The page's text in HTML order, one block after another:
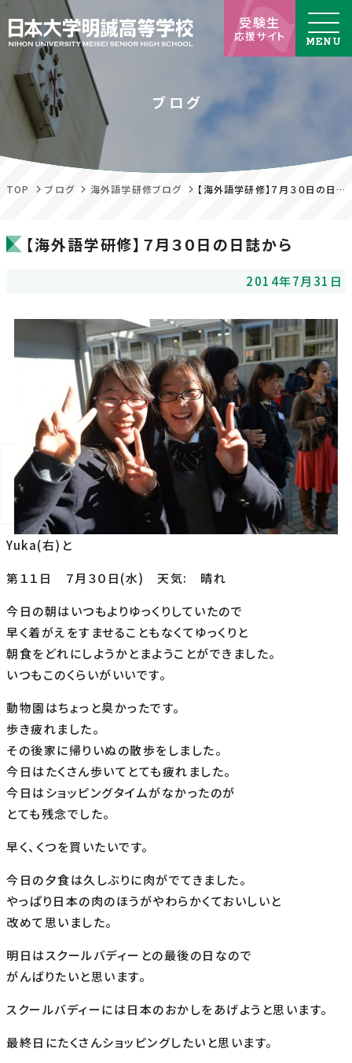
受験生
応援サイト
ブログ
TOP ブログ 海外語学研修ブログ 【海外語学研修】７月３０日の日誌から
【海外語学研修】７月３０日の日誌から
2014年7月31日
Yuka(右)と
第１１日 ７月３０日(水) 天気: 晴れ
今日の朝はいつもよりゆっくりしていたので
早く着がえをすませることもなくてゆっくりと
朝食をどれにしようかとまようことができました。
いつもこのくらいがいいです。
動物園はちょっと臭かったです。
歩き疲れました。
その後家に帰りいぬの散歩をしました。
今日はたくさん歩いてとても疲れました。
今日はショッピングタイムがなかったのが
とても残念でした。
早く、くつを買いたいです。
今日の夕食は久しぶりに肉がでてきました。
やっぱり日本の肉のほうがやわらかくておいしいと
改めて思いました。
明日はスクールバディーとの最後の日なので
がんばりたいと思います。
スクールバディーには日本のおかしをあげようと思います。
最終日にたくさんショッピングしたいと思います。